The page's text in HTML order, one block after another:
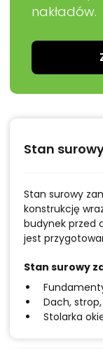
nakładów.
Stan
Stan surowy
konstrukcję
budynek przed
jest
Stan surowy
Dach,
Stolarka